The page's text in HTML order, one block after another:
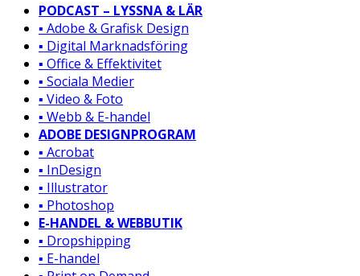
PODCAST – LYSSNA & LÄR
▪️ Adobe & Grafisk Design
▪️ Digital Marknadsföring
▪️ Office & Effektivitet
▪️ Sociala Medier
▪️ Video & Foto
▪️ Webb & E-handel
ADOBE DESIGNPROGRAM
▪️ Acrobat
▪️ InDesign
▪️ Illustrator
▪️ Photoshop
E-HANDEL & WEBBUTIK
▪️ Dropshipping
▪️ E-handel